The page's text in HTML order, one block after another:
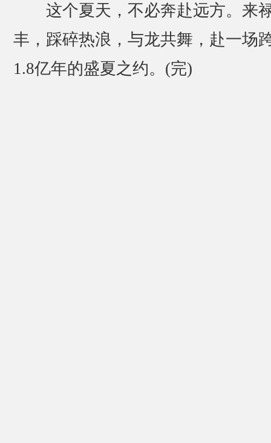
这个夏天，不必奔赴远方。来
丰，踩碎热浪，与龙共舞，赴一场
1.8亿年的盛夏之约。(完)